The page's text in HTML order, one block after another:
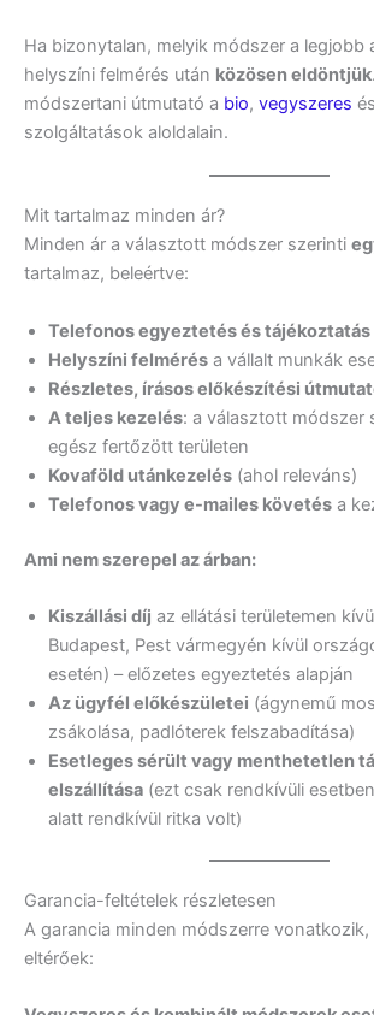
Ha bizonytalan, melyik módszer a legjobb
helyszíni felmérés után közösen eldöntjük
módszertani útmutató a bio, vegyszeres és
szolgáltatások aloldalain.
Mit tartalmaz minden ár?
Minden ár a választott módszer szerinti
tartalmaz, beleértve:
Telefonos egyeztetés és tájékoztatás
Helyszíni felmérés a vállalt munkák
Részletes, írásos előkészítési
A teljes kezelés: a választott módszer
egész fertőzött területen
Kovaföld utánkezelés (ahol releváns)
Telefonos vagy e-mailes követés a
Ami nem szerepel az árban:
Kiszállási díj az ellátási területemen
Budapest, Pest vármegyén kívül
esetén) – előzetes egyeztetés alapján
Az ügyfél előkészületei (ágynemű
zsákolása, padlóterek felszabadítása)
Esetleges sérült vagy menthetetlen
elszállítása (ezt csak rendkívüli
alatt rendkívül ritka volt)
Garancia-feltételek részletesen
A garancia minden módszerre vonatkozik,
eltérőek: